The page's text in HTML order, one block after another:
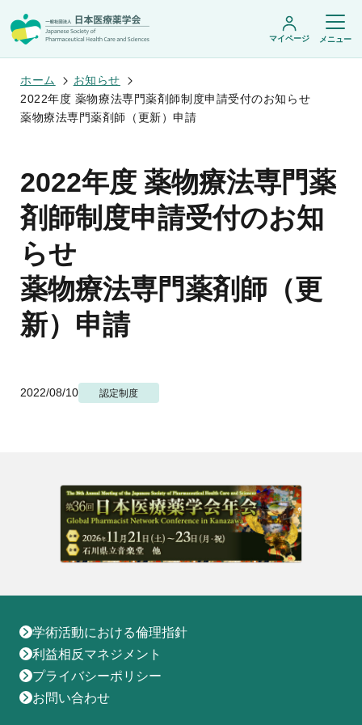
会頭挨拶
設立趣旨・活動概要
沿革・あゆみ
組織・名簿
委員会
規程・細則
情報公開
学会概要
薬剤師業務に関する情報提供
学術集会・セミナー
開催予定のイベント一覧
年会
医療薬学公開シンポジウム
フレッシャーズ・カンファランス
臨床研究セミナー
薬物療法集中講義
がん専門薬剤師集中教育講座
がん専門薬剤師全体会議
がん専門薬剤師アドバンスト研修会
共催・後援イベント
学術誌・書籍
医療薬学
JPHCS（英文誌）
出版書籍
専門薬剤師制度
専門薬剤師制度トップ
医療薬学専門薬剤師制度
がん専門薬剤師制度
調査研究・学会賞・海外研修
他団体との連携協力トップ
会員専用ページ
マイページ メニュー
ホーム
お知らせ
2022年度 薬物療法専門薬剤師制度申請受付のお知らせ
薬物療法専門薬剤師（更新）申請
2022年度 薬物療法専門薬
剤師制度申請受付のお知
らせ
薬物療法専門薬剤師（更
新）申請
2022/08/10 認定制度
学術活動における倫理指針
利益相反マネジメント
プライバシーポリシー
お問い合わせ